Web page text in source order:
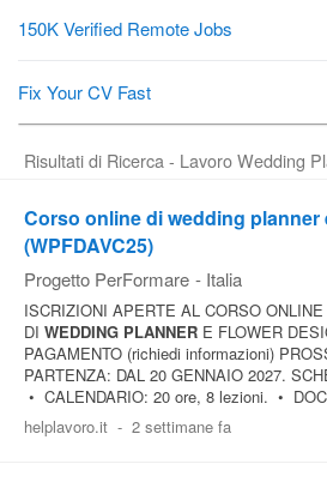
Aziende
Risultati di Ricerca - Lavoro Wedding
Corso online di wedding planner
(WPFDAVC25)
Progetto PerFormare - Italia
ISCRIZIONI APERTE AL CORSO
DI WEDDING PLANNER E FLOWER
PAGAMENTO (richiedi informazioni)
PARTENZA: DAL 20 GENNAIO 2027.
• CALENDARIO: 20 ore, 8 lezioni. •
helplavoro.it - 2 settimane fa